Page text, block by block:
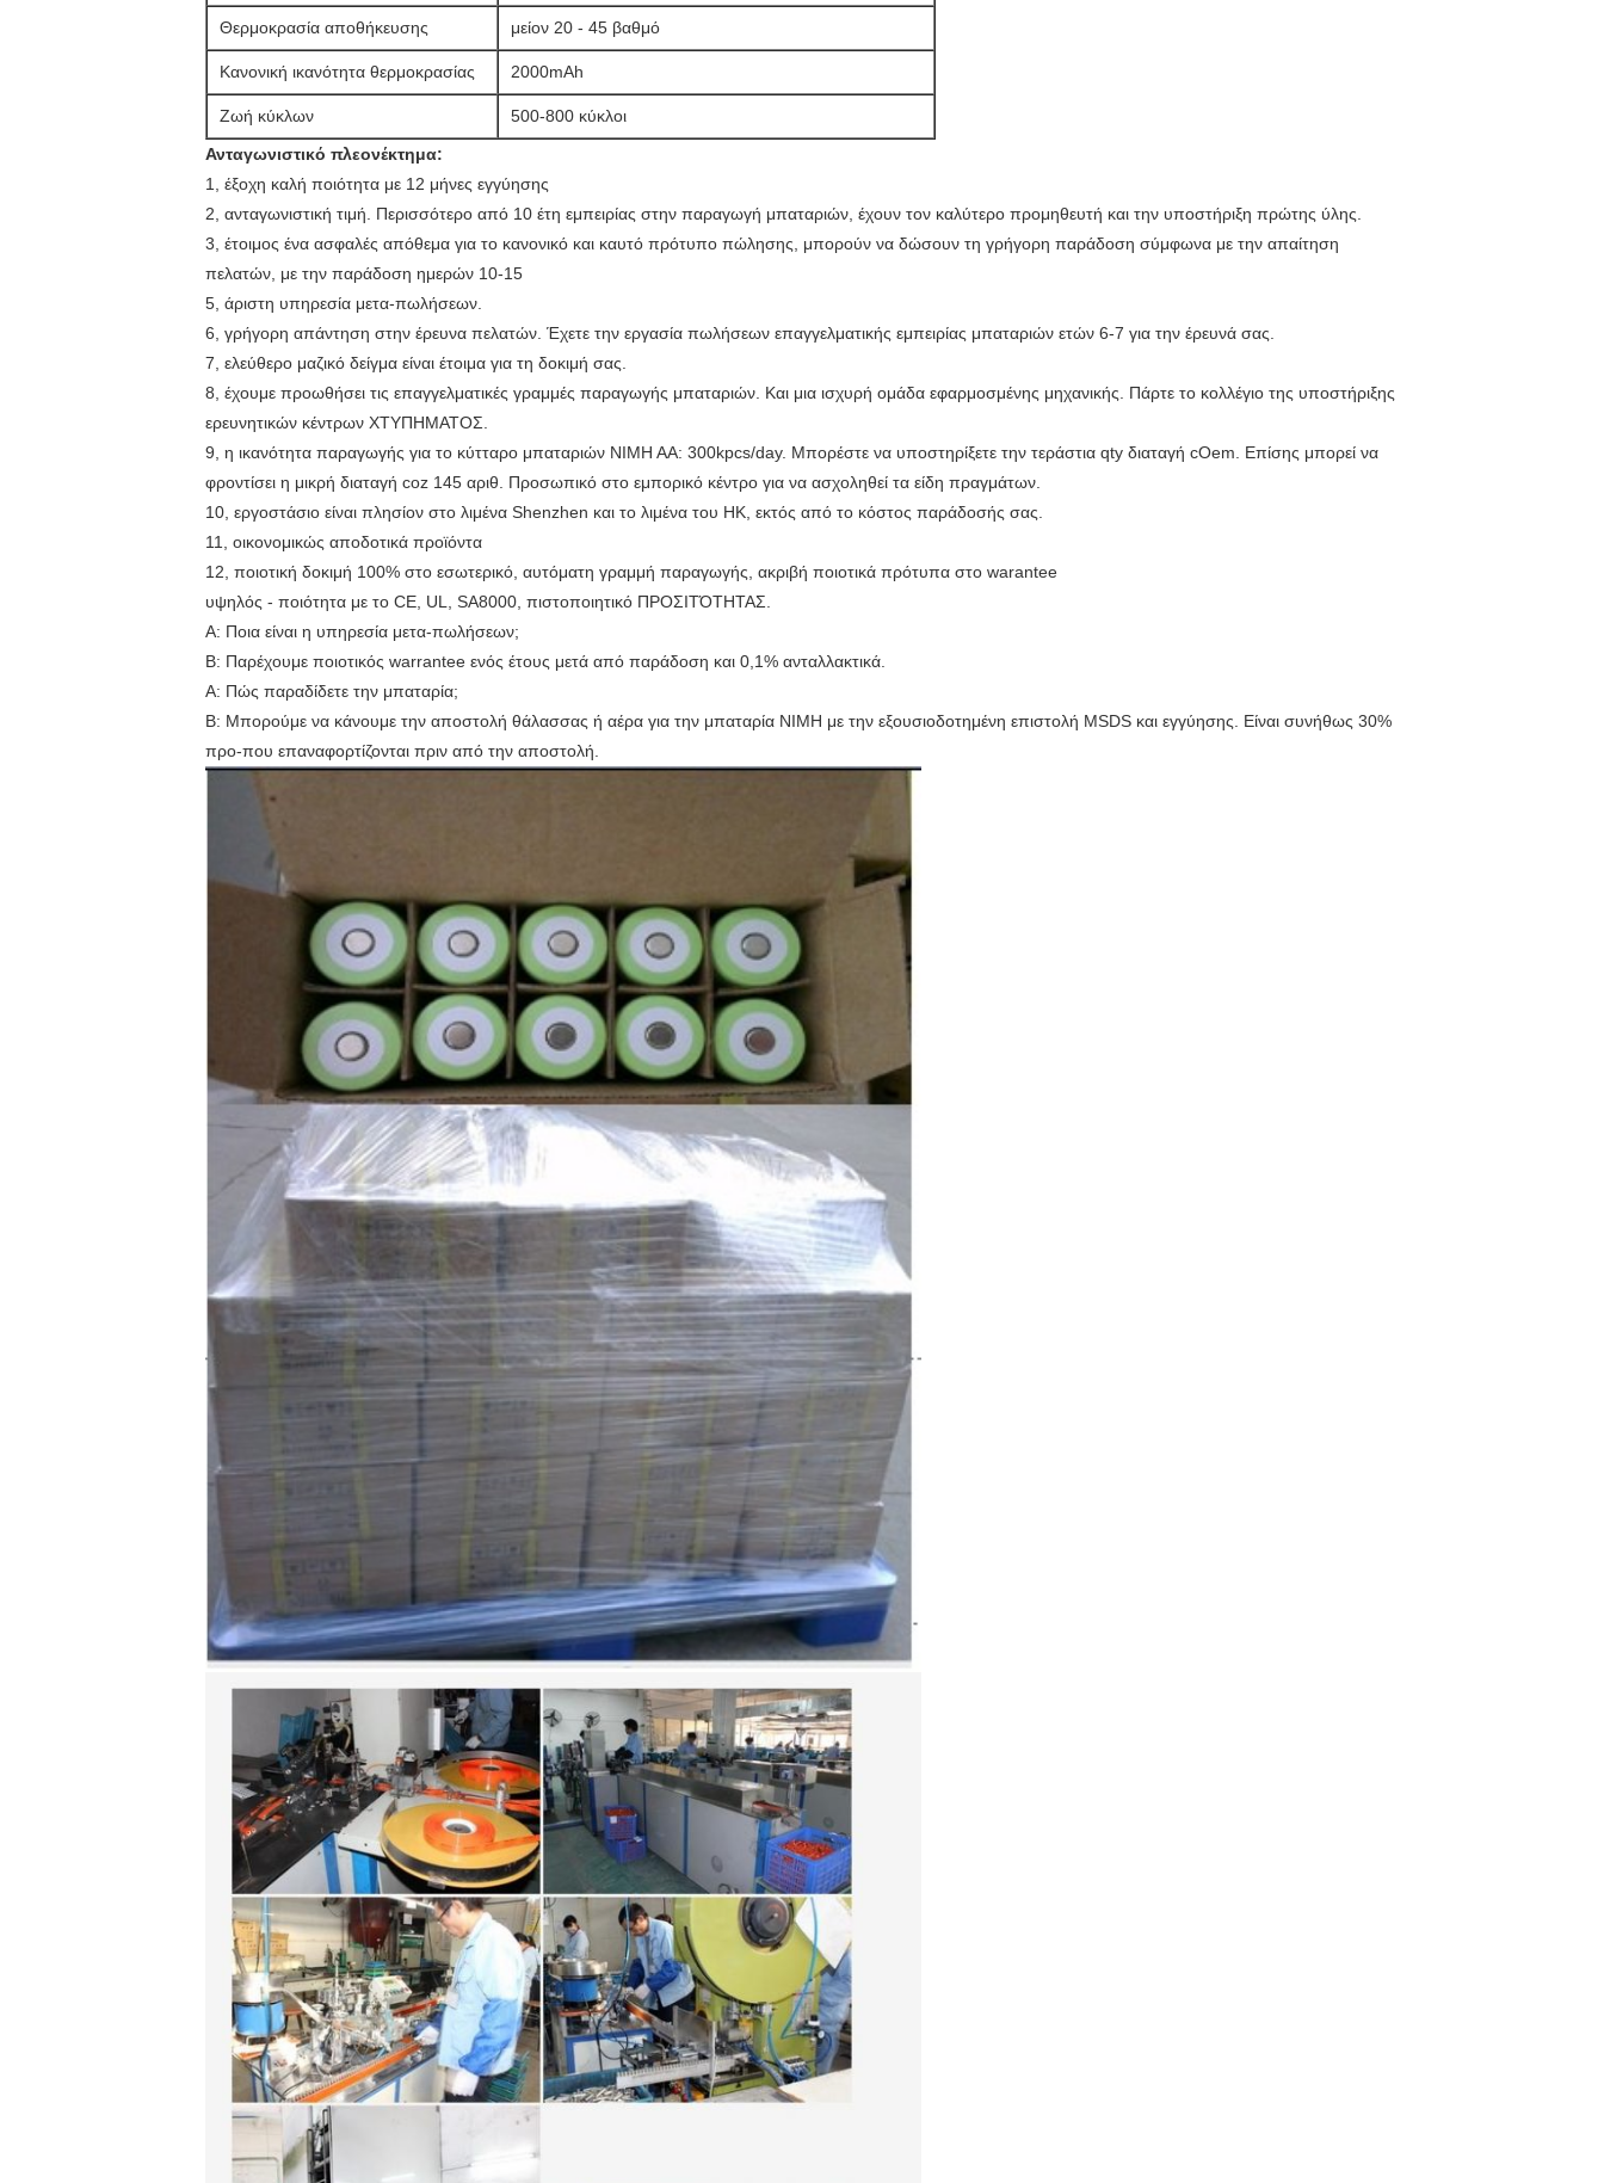
Θερμοκρασία αποθήκευσης μείον 20 - 45 βαθμό
Κανονική ικανότητα θερμοκρασίας 2000mAh
Ζωή κύκλων
500-800 κύκλοι
Ανταγωνιστικό πλεονέκτημα:
1, έξοχη καλή ποιότητα με 12 μήνες εγγύησης
2, ανταγωνιστική τιμή. Περισσότερο από 10 έτη εμπειρίας στην παραγωγή μπαταριών, έχουν τον καλύτερο προμηθευτή και την υποστήριξη πρώτης ύλης.
3, έτοιμος ένα ασφαλές απόθεμα για το κανονικό και καυτό πρότυπο πώλησης, μπορούν να δώσουν τη γρήγορη παράδοση σύμφωνα με την απαίτηση
πελατών, με την παράδοση ημερών 10-15
5, άριστη υπηρεσία μετα-πωλήσεων.
6, γρήγορη απάντηση στην έρευνα πελατών. Έχετε την εργασία πωλήσεων επαγγελματικής εμπειρίας μπαταριών ετών 6-7 για την έρευνά σας.
7, ελεύθερο μαζικό δείγμα είναι έτοιμα για τη δοκιμή σας.
8, έχουμε προωθήσει τις επαγγελματικές γραμμές παραγωγής μπαταριών. Και μια ισχυρή ομάδα εφαρμοσμένης μηχανικής. Πάρτε το κολλέγιο της υποστήριξης
ερευνητικών κέντρων ΧΤΥΠΗΜΑΤΟΣ.
9, η ικανότητα παραγωγής για το κύτταρο μπαταριών NIMH AA: 300kpcs/day. Μπορέστε να υποστηρίξετε την τεράστια qty διαταγή cOem. Επίσης μπορεί να
φροντίσει η μικρή διαταγή coz 145 αριθ. Προσωπικό στο εμπορικό κέντρο για να ασχοληθεί τα είδη πραγμάτων.
10, εργοστάσιο είναι πλησίον στο λιμένα Shenzhen και το λιμένα του HK, εκτός από το κόστος παράδοσής σας.
11, οικονομικώς αποδοτικά προϊόντα
12, ποιοτική δοκιμή 100% στο εσωτερικό, αυτόματη γραμμή παραγωγής, ακριβή ποιοτικά πρότυπα στο warantee
υψηλός - ποιότητα με το CE, UL, SA8000, πιστοποιητικό ΠΡΟΣΙΤΌΤΗΤΑΣ.
Α: Ποια είναι η υπηρεσία μετα-πωλήσεων;
Β: Παρέχουμε ποιοτικός warrantee ενός έτους μετά από παράδοση και 0,1% ανταλλακτικά.
Α: Πώς παραδίδετε την μπαταρία;
Β: Μπορούμε να κάνουμε την αποστολή θάλασσας ή αέρα για την μπαταρία NIMH με την εξουσιοδοτημένη επιστολή MSDS και εγγύησης. Είναι συνήθως 30%
προ-που επαναφορτίζονται πριν από την αποστολή.